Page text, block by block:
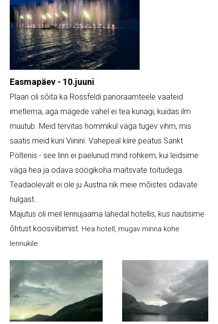
Easmapäev - 10.juuni
Plaan oli sõita ka Rossfeldi panoraamteele vaateid
imetlema, aga mägede vahel ei tea kunagi, kuidas ilm
muutub. Meid tervitas hommikul väga tugev vihm, mis
saatis meid kuni Viinini. Vahepeal kiire peatus Sankt
Pöltenis - see linn ei paelunud mind rohkem, kui leidsime
väga hea ja odava söögikoha maitsvate toitudega.
Teadaolevalt ei ole ju Austria riik meie mõistes odavate
hulgast.
Majutus oli meil lennujaama lähedal hotellis, kus nautisime
õhtust koosviibimist. Hea hotell, mugav minna kohe
lennukile.